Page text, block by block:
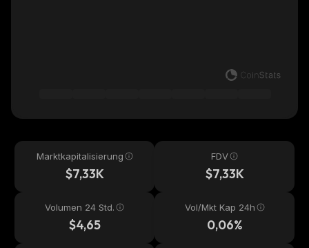
Marktkapitalisierung
$7,33K
FDV
$7,33K
Volumen 24 Std.
$4,65
Vol/Mkt Kap 24h
0,06%